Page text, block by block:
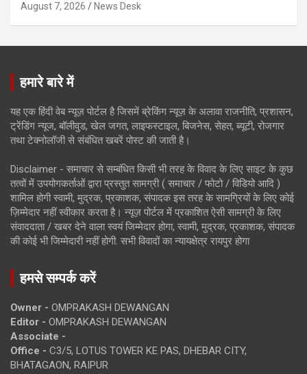
August 7, 2026 News Desk
हमारे बारे में
यह एक हिंदी वेब न्यूज़ पोर्टल है जिसमें ब्रेकिंग न्यूज़ के अलावा राजनीति, प्रशासन,
ट्रेंडिंग न्यूज, बॉलीवुड, खेल जगत, लाइफस्टाइल, बिजनेस, सेहत, ब्यूटी, रोजगार
तथा टेक्नोलॉजी से संबंधित खबरें पोस्ट की जाती है।
Disclaimer - समाचार से सम्बंधित किसी भी तरह के विवाद के लिए साइट के कुछ
तत्वों में उपयोगकर्ताओं द्वारा प्रस्तुत सामग्री ( समाचार / फोटो / विडियो आदि )
शामिल होगी स्वामी, मुद्रक, प्रकाशक, संपादक इस तरह के सामग्रियों के लिए कोई
ज़िम्मेदार नहीं स्वीकार करता है। न्यूज़ पोर्टल में प्रकाशित ऐसी सामग्री के लिए
संवाददाता / खबर देने वाला स्वयं जिम्मेदार होगा, स्वामी, मुद्रक, प्रकाशक, संपादक
की कोई भी जिम्मेदारी नहीं होगी. सभी विवादों का न्यायक्षेत्र रायपुर होगा
हमसे सम्पर्क करें
Owner - OMPRAKASH DEWANGAN
Editor - OMPRAKASH DEWANGAN
Associate -
Office - C3/5, LOTUS TOWER KE PAS, DHEBAR CITY,
BHATAGAON, RAIPUR